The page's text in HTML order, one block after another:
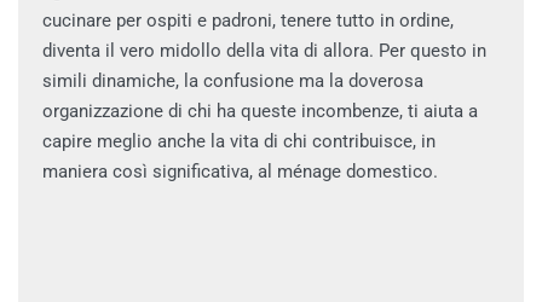
cucinare per ospiti e padroni, tenere tutto in ordine,
diventa il vero midollo della vita di allora. Per questo in
simili dinamiche, la confusione ma la doverosa
organizzazione di chi ha queste incombenze, ti aiuta a
capire meglio anche la vita di chi contribuisce, in
maniera così significativa, al ménage domestico.